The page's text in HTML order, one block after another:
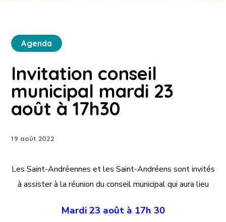
Agenda
Invitation conseil
municipal mardi 23
août à 17h30
19 août 2022
Les Saint-Andréennes et les Saint-Andréens sont invités
à assister à la réunion du conseil municipal qui aura lieu
Mardi 23 août à 17h 30